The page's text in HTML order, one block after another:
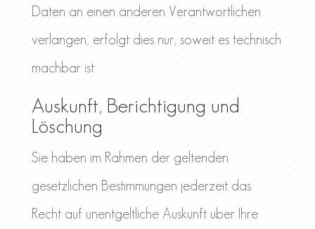
Daten an einen anderen Verantwortlichen
verlangen, erfolgt dies nur, soweit es technisch
machbar ist.
Auskunft, Berichtigung und
Löschung
Sie haben im Rahmen der geltenden
gesetzlichen Bestimmungen jederzeit das
Recht auf unentgeltliche Auskunft über Ihre